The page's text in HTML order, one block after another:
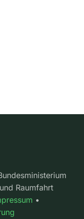
Raumfahrt
•